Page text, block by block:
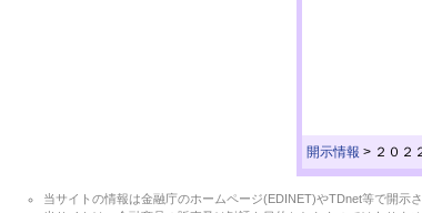
開示情報 > ２０２
当サイトの情報は金融庁のホームページ(EDINET)やTDnet等で開示